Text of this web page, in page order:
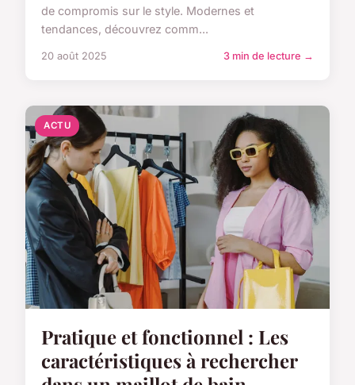
de compromis sur le style. Modernes et
tendances, découvrez comm...
20 août 2025 3 min de lecture →
ACTU
Pratique et fonctionnel : Les
caractéristiques à rechercher